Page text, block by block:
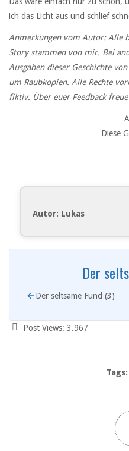
ich das Licht aus und schlief
Anmerkungen vom Autor: Alle
Story stammen von mir. Bei
Ausgaben dieser Geschichte
um Raubkopien. Alle Rechte
fiktiv. Über euer Feedback
Diese
Autor: Lukas
Der
Der seltsame Fund (3)
Post Views: 3.967
Tags: